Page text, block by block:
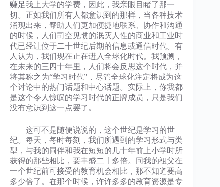
赚足我上大学的学费，因此，我亲眼目睹了那一
切。正如我们所有人都意识到的那样，当各种技术
涌现出来，帮助人们更加便捷地联系、协作和沟通
的时候，人们司空见惯的泯灭人性的商业和工业时
代已经让位于二十世纪后期的信息或通信时代。有
人认为，我们现在正在进入全球化时代。我预测，
在未来的三四十年里，人们将会反思这个时代，并
将其称之为“学习时代”，尽管全球化注定将成为这
个讨论中的热门话题和中心话题。实际上，你我都
是这个令人惊叹的学习时代的正牌成员，只是我们
没有意识到这一点罢了。
这可不是随便说说的，这个世纪是学习的世
纪。每天，每时每刻，我们所遇到的学习形式与类
型，与我的同伴和我在短短的几十年前上小学时所
获得的那些相比，要丰盛二十多倍。同我的祖父在
一个世纪前可接受的教育机会相比，那不知道要高
多少倍了。在那个时候，许许多多的教育资源是专